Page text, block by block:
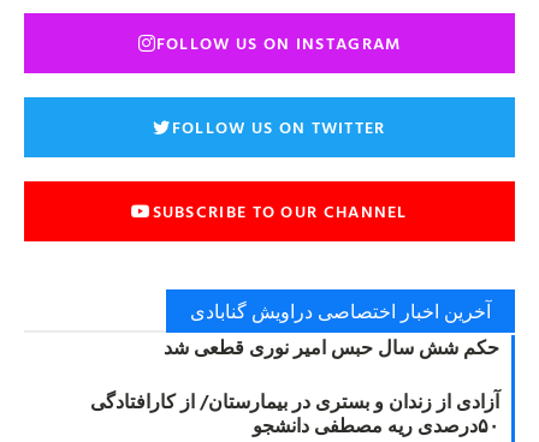
FOLLOW US ON INSTAGRAM
FOLLOW US ON TWITTER
SUBSCRIBE TO OUR CHANNEL
آخرین اخبار اختصاصی دراویش گنابادی
حکم شش سال حبس امیر نوری قطعی شد
آزادی از زندان و بستری در بیمارستان/ از کارافتادگی
۵۰درصدی ریه مصطفی دانشجو